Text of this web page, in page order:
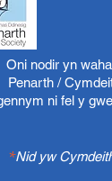
Oni nodir yn
Penarth /
ni fel y
*Nid yw